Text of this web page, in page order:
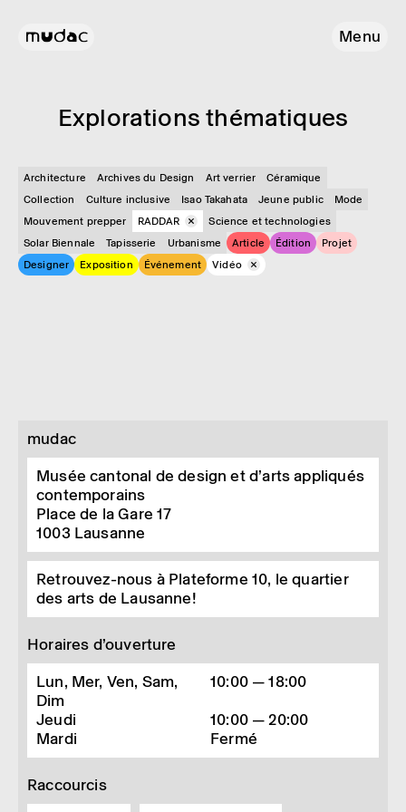
Menu
Explo­ra­tions théma­tiques
Architecture Archives du Design Art verrier
Céramique
Collection
Culture inclusive Isao Takahata Jeune public
Mode
Mouvement prepper
RADDAR
Science et technologies
Solar Biennale
Tapisserie Urbanisme Article Édition
Projet
Designer
Exposition Événement Vidéo
mudac
Musée cantonal de design et d’arts appliqués
contemporains
Place de la Gare 17
1003 Lausanne
Retrouvez-nous à Plateforme 10, le quartier
des arts de Lausanne!
Horaires d’ouverture
Lun, Mer, Ven, Sam,
Dim
10:00 — 18:00
Jeudi
10:00 — 20:00
Mardi
Fermé
Raccourcis